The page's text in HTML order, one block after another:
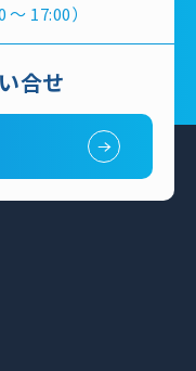
～ 17:00）
合せ